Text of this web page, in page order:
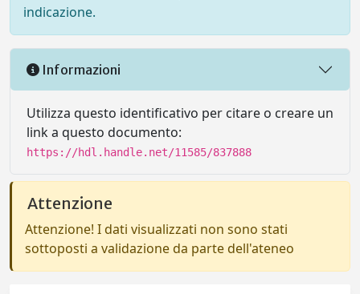
indicazione.
Informazioni
Utilizza questo identificativo per citare o creare un
link a questo documento:
https://hdl.handle.net/11585/837888
Attenzione
Attenzione! I dati visualizzati non sono stati
sottoposti a validazione da parte dell'ateneo